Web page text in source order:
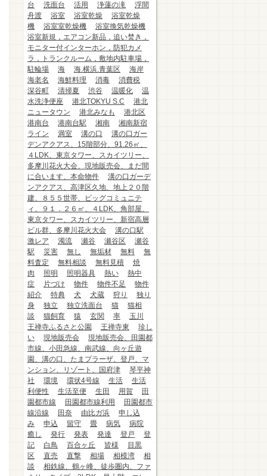
台
洗面台 活用 浄蓮の滝
浮間
舟渡
浴室 浴室乾燥
浴室乾燥
機
浴室室乾燥機
浴室換気乾燥機
浴室新規，エアコン新品，追い焚き，
モニター付インターホン，防犯カメ
ラ，トランクルーム，敷地内駐車場，
駐輪場
海 海.横浜.青葉区
海岸
海老名
海鮮料理 消毒
消費税
深谷町
清掃夏 渋谷 温暖化
温
水洗浄便座
港北TOKYU S.C
港北
ニュータウン
港北みなも
港北区
港南台
港南台駅 湘南
湘南新宿
ライン
満室 溝の口
溝の口ガー
デンアクアス、15階部分、91.26㎡、
４LDK、東京タワー、スカイツリー、
多摩川花火大会、現地販売会、まだ間
に合います、本命物件
溝の口ガーデ
ンアクアス、高津区久地、地上２０階
建、８５５世帯、ビッグコミュニテ
ィ、９１．２６㎡、４LDK、角部屋、
東京タワー、スカイツリー、新宿高層
ビル群、多摩川花火大会
溝の口駅
激レア
濁流 瀬谷 瀬谷区
瀬谷
駅
災害 無し 無垢材 無料
無
料査定
無料相談 無料見積
焼
肉
照明 照明器具 熱い
熱中
症
片づけ 物件 物件不足
物件
紹介
特典 犬 犬蔵 狩り
独り
身
独立 独立洗面台 猫
猫相
談
猫飼育 猿 玄関 率
玉川
王禅寺ふるさと公園
王禅寺東
珍し
い
現地販売会
現地販売会、田園都
市線、小田急線、南武線、向ヶ丘遊
園、溝の口、たまプラーザ、登戸、マ
ンション、リゾート、国府津
琴平神
社
環境 環状4号線 生活
生活
利便性
生活至便 生田 用賀
田
園都市線
田園都市線利用
田園都市
線沿線
田奈 由比ガ浜
申し込
み
申込 留守 畳 病気
病院
癒し
発行 発表 発達 登戸
登
記
白鳥 百合ヶ丘 皆様
目黒
区
直売 直撃 相場 相模湾
相
談
相鉄線、鶴ヶ峰、徒歩圏内、ファ